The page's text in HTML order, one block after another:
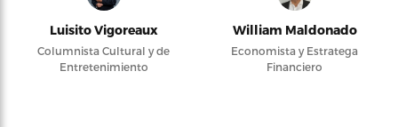
Luisito Vigoreaux
Columnista Cultural y de
Entretenimiento
William Maldonado
Economista y Estratega
Financiero